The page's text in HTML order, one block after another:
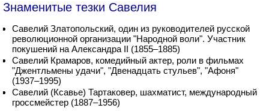
Знаменитые тезки Савелия
Савелий Златопольский, один из руководителей русской
революционной организации "Народной воли". Участник
покушений на Александра II (1855–1885)
Савелий Крамаров, комедийный актер, роли в фильмах
"Джентльмены удачи", "Двенадцать стульев", "Афоня"
(1937–1995)
Савелий (Ксавье) Тартаковер, шахматист, международный
гроссмейстер (1887–1956)